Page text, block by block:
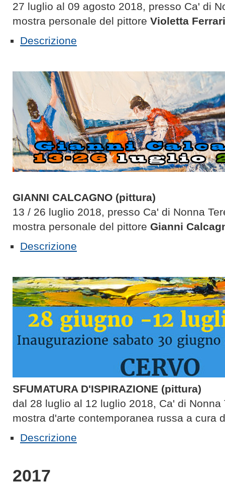
27 luglio al 09 agosto 2018, presso Ca' di
mostra personale del pittore Violetta
Descrizione
GIANNI CALCAGNO (pittura)
13 / 26 luglio 2018, presso Ca' di Nonna
mostra personale del pittore Gianni
Descrizione
SFUMATURA D'ISPIRAZIONE (pittura)
dal 28 luglio al 12 luglio 2018, Ca' di Nonna
mostra d'arte contemporanea russa a cura
Descrizione
2017